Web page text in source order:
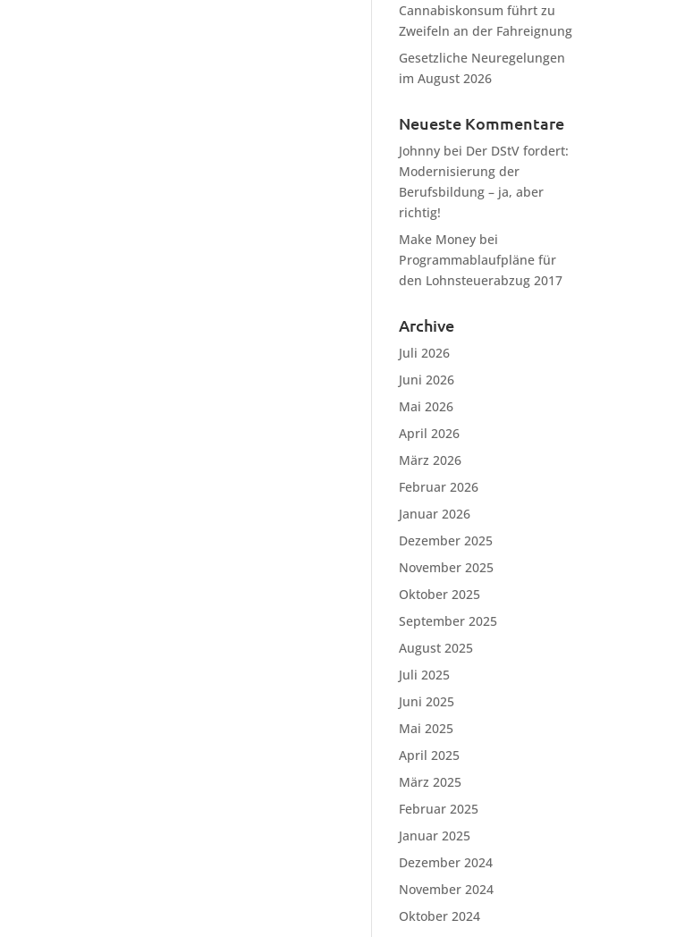
Cannabiskonsum führt zu
Zweifeln an der Fahreignung
Gesetzliche Neuregelungen
im August 2026
Neueste Kommentare
Johnny bei Der DStV fordert:
Modernisierung der
Berufsbildung – ja, aber
richtig!
Make Money bei
Programmablaufpläne für
den Lohnsteuerabzug 2017
Archive
Juli 2026
Juni 2026
Mai 2026
April 2026
März 2026
Februar 2026
Januar 2026
Dezember 2025
November 2025
Oktober 2025
September 2025
August 2025
Juli 2025
Juni 2025
Mai 2025
April 2025
März 2025
Februar 2025
Januar 2025
Dezember 2024
November 2024
Oktober 2024